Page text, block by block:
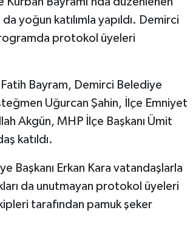
yoğun katılımla yapıldı. Demirci
protokol üyeleri
Bayram, Demirci Belediye
Uğurcan Şahin, İlçe Emniyet
Akgün, MHP İlçe Başkanı Ümit
katıldı.
Başkanı Erkan Kara vatandaşlarla
da unutmayan protokol üyeleri
tarafından pamuk şeker